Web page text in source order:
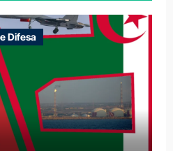
Difesa